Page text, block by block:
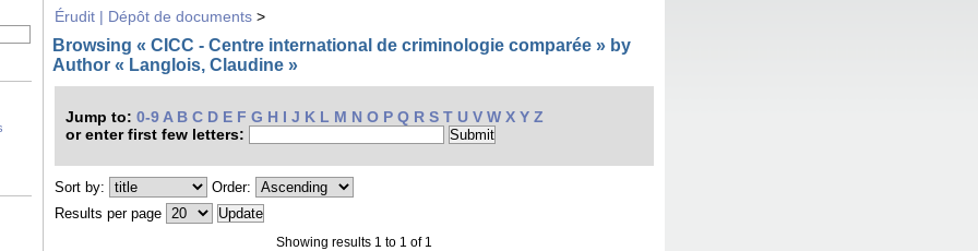
Érudit | Dépôt de documents >
Browsing « CICC - Centre international de criminologie comparée » by
Author « Langlois, Claudine »
Jump to: 0-9 A B C D E F G H I J K L M N O P Q R S T U V W X Y Z
or enter first few letters:
Sort by:
Order:
Results per page
Showing results 1 to 1 of 1